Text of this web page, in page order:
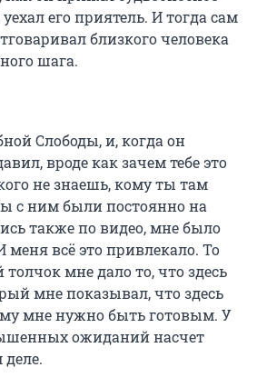
его приятель. И тогда сам
близкого человека
шага.
Слободы, и, когда он
вроде как зачем тебе это
не знаешь, кому ты там
с ним были постоянно на
также по видео, мне было
меня всё это привлекало. То
мне дало то, что здесь
мне показывал, что здесь
мне нужно быть готовым. У
ожиданий насчет